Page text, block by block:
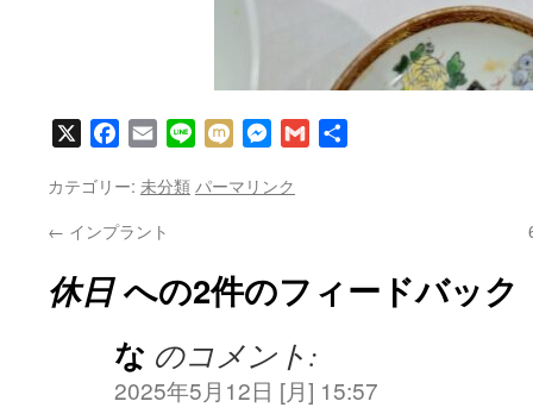
X Facebook
Email Line Mixi Messenger
Gmail
カテゴリー: 未分類 パーマリンク
← インプラント
休日への2件のフィードバック
な のコメント:
2025年5月12日 [月] 15:57